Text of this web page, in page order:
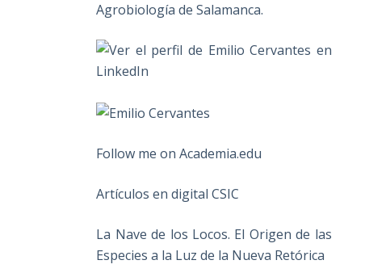
Agrobiología de Salamanca.
Follow me on Academia.edu
Artículos en digital CSIC
La Nave de los Locos. El Origen de las
Especies a la Luz de la Nueva Retórica